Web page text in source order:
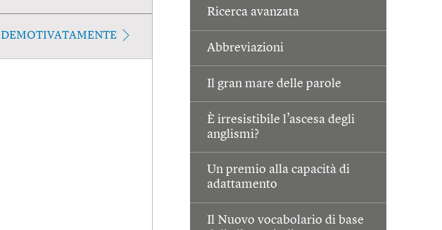
Ricerca avanzata
Abbreviazioni
Il gran mare delle parole
È irresistibile l’ascesa degli
anglismi?
Un premio alla capacità di
adattamento
Il Nuovo vocabolario di base
DEMOTIVATAMENTE